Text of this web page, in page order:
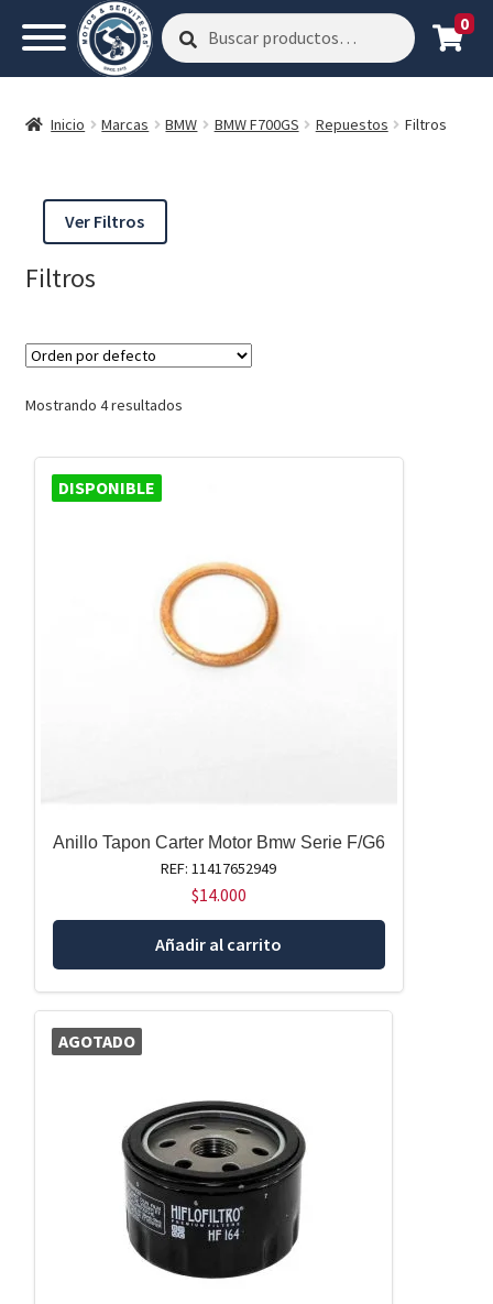
Buscar
por:
Buscar 0
Inicio Marcas BMW BMW F700GS Repuestos Filtros
Ver Filtros
Filtros
Mostrando 4 resultados
DISPONIBLE
Anillo Tapon Carter Motor Bmw Serie F/G6
REF: 11417652949
$14.000
Añadir al carrito
AGOTADO